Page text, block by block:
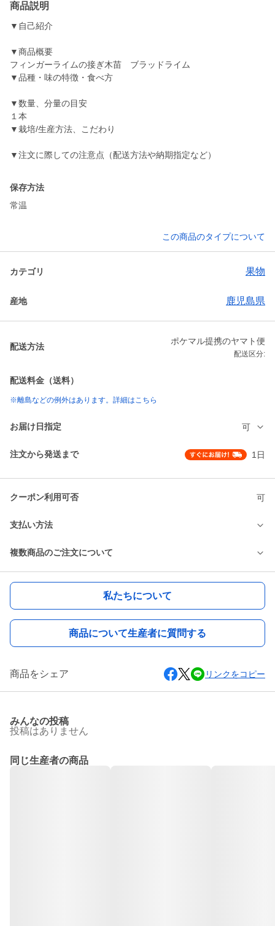
商品説明
▼自己紹介
▼商品概要
フィンガーライムの接ぎ木苗 ブラッドライム
▼品種・味の特徴・食べ方
▼数量、分量の目安
１本
▼栽培/生産方法、こだわり
▼注文に際しての注意点（配送方法や納期指定など）
保存方法
常温
この商品のタイプについて
カテゴリ 果物
産地 鹿児島県
配送方法
ポケマル提携のヤマト便
配送区分:
配送料金（送料）
※離島などの例外はあります。詳細はこちら
お届け日指定 可
注文から発送まで 1日
クーポン利用可否 可
支払い方法
複数商品のご注文について
私たちについて
商品について生産者に質問する
商品をシェア リンクをコピー
みんなの投稿
投稿はありません
同じ生産者の商品